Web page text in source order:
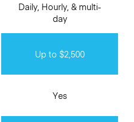
Daily, Hourly, & multi-
day
Up to $2,500
Yes